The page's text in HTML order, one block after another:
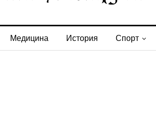
Медицина История Спорт